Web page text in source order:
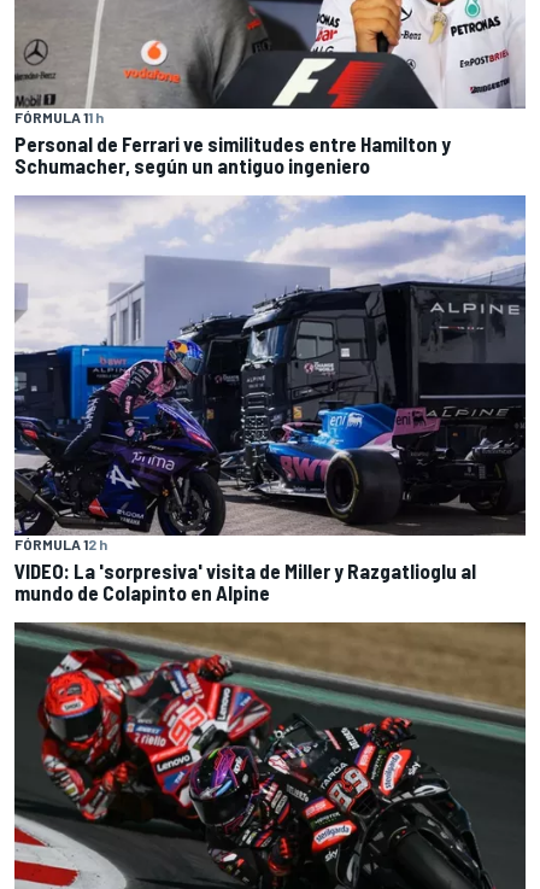
FÓRMULA 11 h
Personal de Ferrari ve similitudes entre Hamilton y
Schumacher, según un antiguo ingeniero
FÓRMULA 12 h
VIDEO: La 'sorpresiva' visita de Miller y Razgatlioglu al
mundo de Colapinto en Alpine